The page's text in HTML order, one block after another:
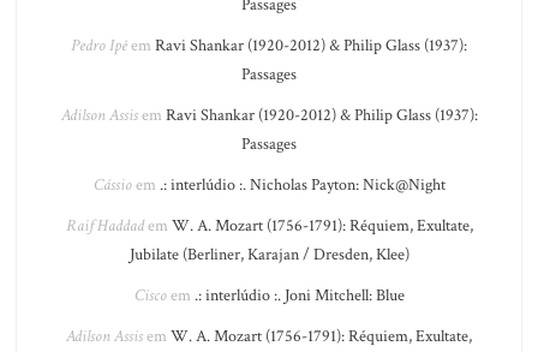
Passages
Pedro Ipêem Ravi Shankar (1920-2012) & Philip Glass (1937):
Passages
Adilson Assisem Ravi Shankar (1920-2012) & Philip Glass (1937):
Passages
Cássioem .: interlúdio :. Nicholas Payton: Nick@Night
Raif Haddadem W. A. Mozart (1756-1791): Réquiem, Exultate,
Jubilate (Berliner, Karajan / Dresden, Klee)
Ciscoem .: interlúdio :. Joni Mitchell: Blue
Adilson Assisem W. A. Mozart (1756-1791): Réquiem, Exultate,